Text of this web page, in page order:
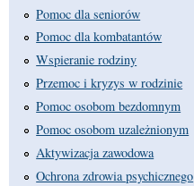
Pomoc dla seniorów
Pomoc dla kombatantów
Wspieranie rodziny
Przemoc i kryzys w rodzinie
Pomoc osobom bezdomnym
Pomoc osobom uzależnionym
Aktywizacja zawodowa
Ochrona zdrowia psychicznego